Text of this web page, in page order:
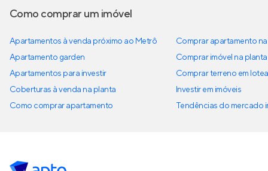
Como comprar um imóvel
Apartamentos à venda próximo ao Metrô
Apartamento garden
Apartamentos para investir
Coberturas à venda na planta
Como comprar apartamento
Comprar apartamento
Comprar imóvel na planta
Comprar terreno em
Investir em imóveis
Tendências do mercado